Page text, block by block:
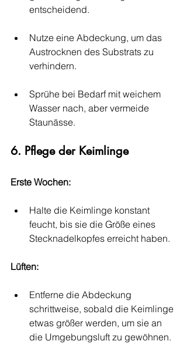
entscheidend.
Nutze eine Abdeckung, um das
Austrocknen des Substrats zu
verhindern.
Sprühe bei Bedarf mit weichem
Wasser nach, aber vermeide
Staunässe.
6. Pflege der Keimlinge
Erste Wochen:
Halte die Keimlinge konstant
feucht, bis sie die Größe eines
Stecknadelkopfes erreicht haben.
Lüften:
Entferne die Abdeckung
schrittweise, sobald die Keimlinge
etwas größer werden, um sie an
die Umgebungsluft zu gewöhnen.